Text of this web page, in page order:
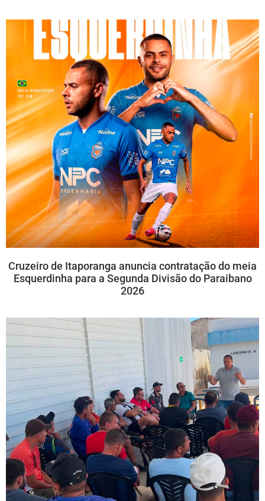
Cruzeiro de Itaporanga anuncia contratação do meia
Esquerdinha para a Segunda Divisão do Paraibano
2026